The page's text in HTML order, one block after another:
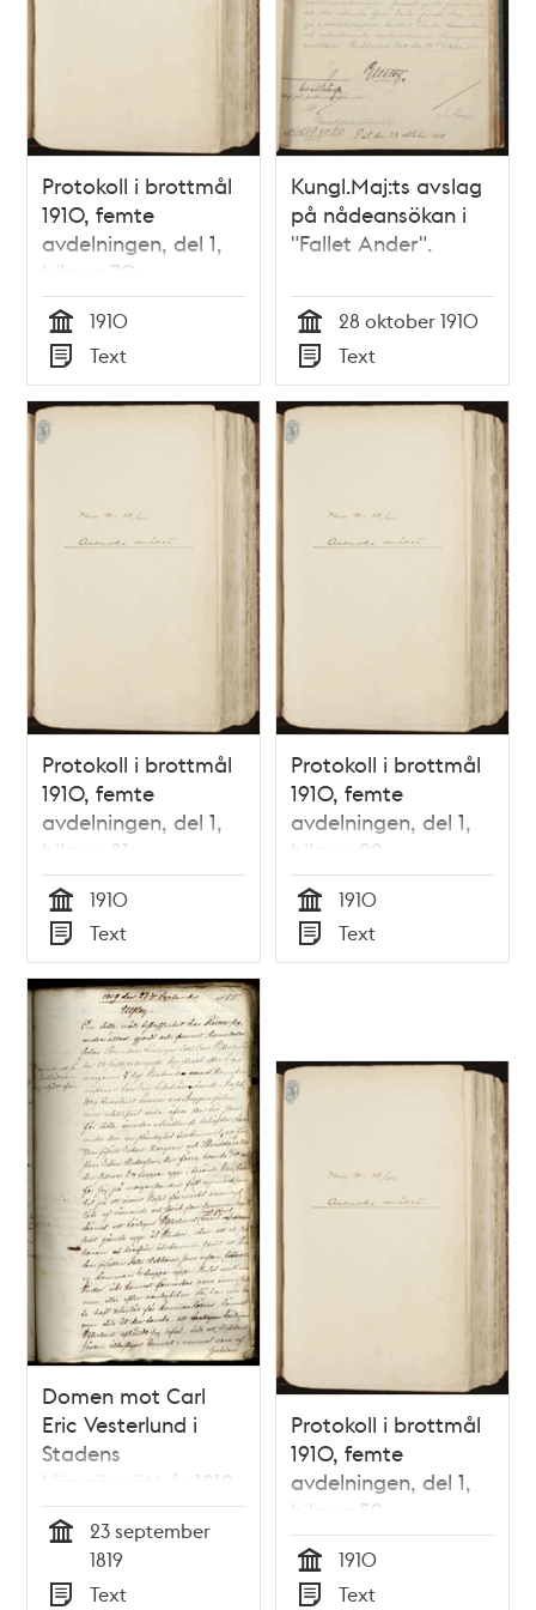
Protokoll i brottmål
1910, femte
avdelningen, del 1,
bilaga 70
Tid
1910
Typ
Text
Kungl.Maj:ts avslag
på nådeansökan i
"Fallet Ander".
Tid
28 oktober 1910
Typ
Text
Protokoll i brottmål
1910, femte
avdelningen, del 1,
bilaga 81
Tid
1910
Typ
Text
Protokoll i brottmål
1910, femte
avdelningen, del 1,
bilaga 92.
Tid
1910
Typ
Text
Domen mot Carl
Eric Vesterlund i
Stadens
kämnärsrätt år 1819
23 september
1819
Text
Protokoll i brottmål
1910, femte
avdelningen, del 1,
bilaga 59
Tid
1910
Text